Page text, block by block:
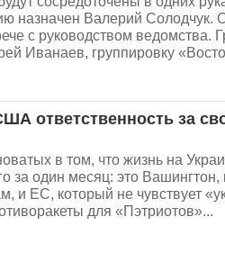
назначен Валерий Солодчук.
с руководством ведомства.
Иванаев, группировку
ответственность за
в том, что жизнь на
за один месяц: это Вашингтон,
и ЕС, который не чувствует
для «Пэтриотов»...